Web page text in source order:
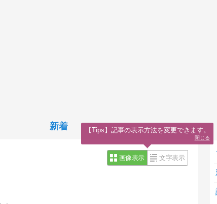
新着
画像表示 文字表示
【Tips】記事の表示方法を変更できます。
閉じる